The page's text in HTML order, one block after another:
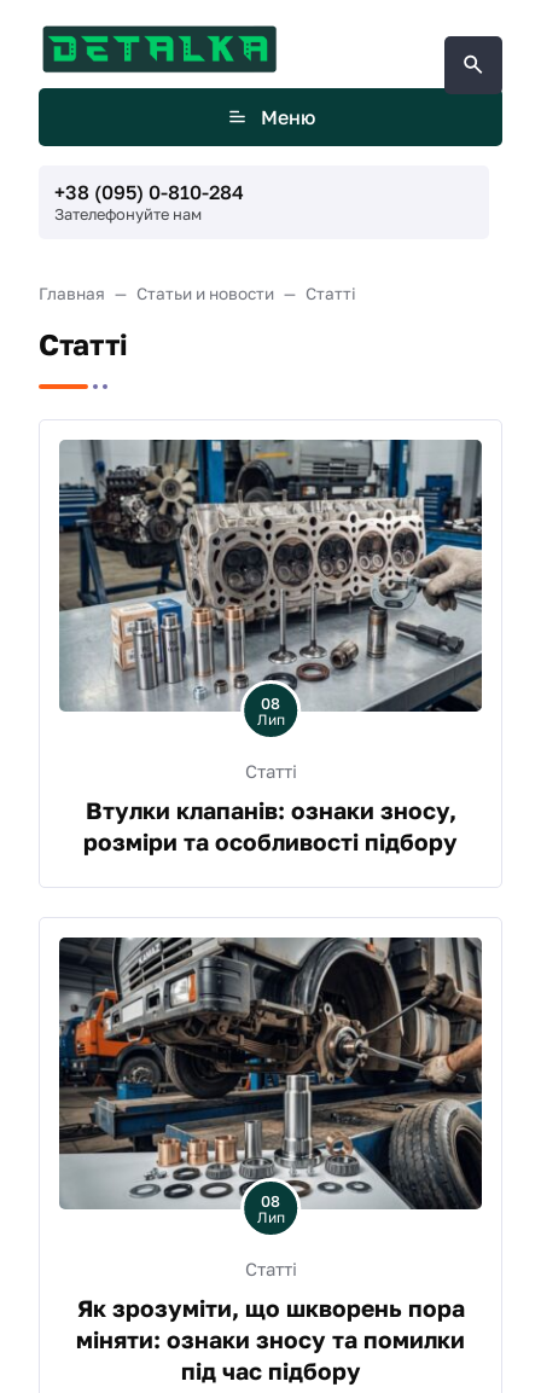
Меню
+38 (095) 0-810-284
Зателефонуйте нам
Главная Статьи и новости Статті
Статті
08
Лип
Статті
Втулки клапанів: ознаки зносу,
розміри та особливості підбору
08
Лип
Статті
Як зрозуміти, що шкворень пора
міняти: ознаки зносу та помилки
під час підбору